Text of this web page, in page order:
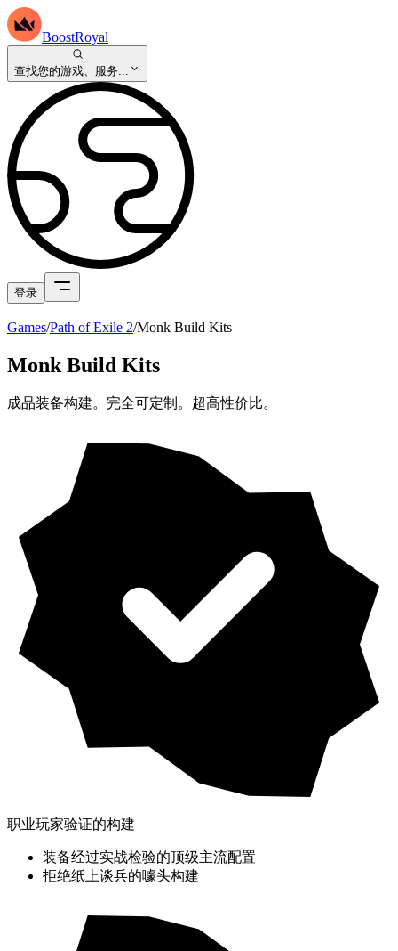
BoostRoyal
查找您的游戏、服务...
登录
Games/Path of Exile 2/Monk Build Kits
Monk Build Kits
成品装备构建。完全可定制。超高性价比。
职业玩家验证的构建
装备经过实战检验的顶级主流配置
拒绝纸上谈兵的噱头构建